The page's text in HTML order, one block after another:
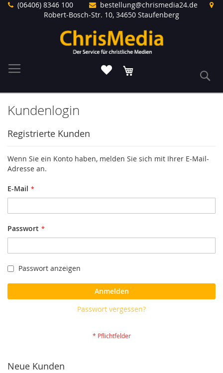
Direkt(06406) 8346 100
bestellung@chrismedia24.de
Robert-Bosch-Str. 10, 34650 Staufenberg
Kundenlogin
Registrierte Kunden
Wenn Sie ein Konto haben, melden Sie sich mit Ihrer E-Mail-
Adresse an.
E-Mail
Passwort
Passwort anzeigen
Anmelden
Passwort vergessen?
Neue Kunden